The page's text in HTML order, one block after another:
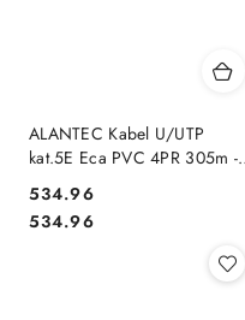
ALANTEC Kabel U/UTP
kat.5E Eca PVC 4PR 305m -
Cena:
534.96
Cena:
534.96